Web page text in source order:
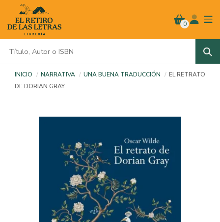
0
INICIO NARRATIVA UNA BUENA TRADUCCIÓN
EL RETRATO
DE DORIAN GRAY